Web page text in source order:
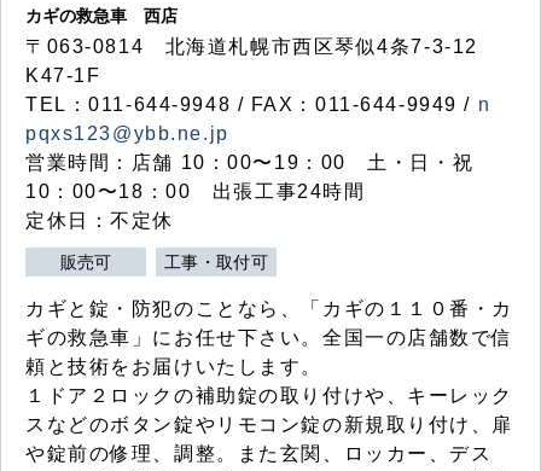
カギの救急車 西店
〒063-0814 北海道札幌市西区琴似4条7-3-12
K47-1F
TEL：011-644-9948 / FAX：011-644-9949 / n
pqxs123@ybb.ne.jp
営業時間：店舗 10：00〜19：00 土・日・祝
10：00〜18：00 出張工事24時間
定休日：不定休
販売可 工事・取付可
カギと錠・防犯のことなら、「カギの１１０番・カ
ギの救急車」にお任せ下さい。全国一の店舗数で信
頼と技術をお届けいたします。
１ドア２ロックの補助錠の取り付けや、キーレック
スなどのボタン錠やリモコン錠の新規取り付け、扉
や錠前の修理、調整。また玄関、ロッカー、デス